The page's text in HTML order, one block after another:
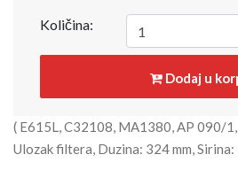
Količina:
Dodaj u
( E615L, C32108, MA1380, AP 090/
Ulozak filtera, Duzina: 324 mm, Sirina: